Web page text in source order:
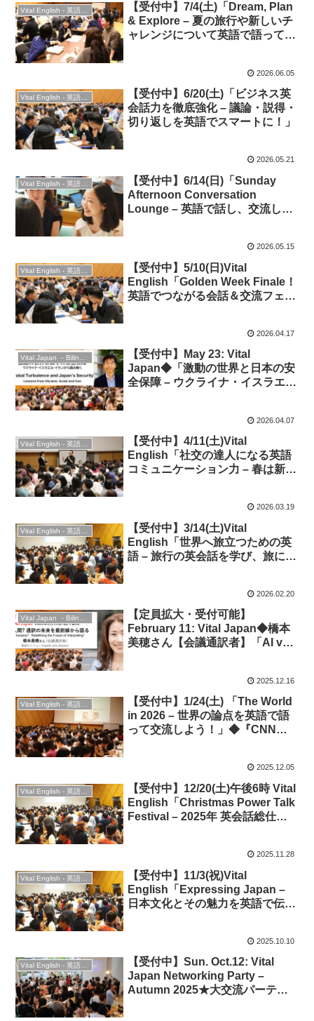
Vital English - 英語勉強会
【受付中】7/4(土)「Dream, Plan
& Explore – 夏の旅行や新しいチ
ャレンジについて英語で語って交
2026.06.05
Vital English - 英語勉強会
【受付中】6/20(土)「ビジネス英
会話力を徹底強化 – 議論・説得・
切り返しを英語でスマートに！」
2026.05.21
Vital English - 英語勉強会
【受付中】6/14(日)「Sunday
Afternoon Conversation
Lounge – 英語で話し、交流し、
2026.05.15
Vital English - 英語勉強会
【受付中】5/10(日)Vital
English「Golden Week Finale！
英語でつながる会話＆交流フェ
2026.04.17
【受付中】May 23: Vital
Japan◆「激動の世界と日本の安
全保障 – ウクライナ・イスラエ
Japan’s Security”◆英語イベン
ト
2026.04.07
Vital English - 英語勉強会
【受付中】4/11(土)Vital
English「社交の達人になる英語
コミュニケーション力 – 春は新た
2026.03.19
Vital English - 英語勉強会
【受付中】3/14(土)Vital
English「世界へ旅立つための英
語 – 旅行の英会話を学び、旅につ
2026.02.20
【定員拡大・受付可能】
February 11: Vital Japan◆橋本
美穂さん【会議通訳者】「AI vs
Interpreting”★英語イベント2025.12.16
Vital English - 英語勉強会
【受付中】1/24(土) 「The World
in 2026 – 世界の論点を英語で語
って交流しよう！」◆『CNN
2025.12.05
Vital English - 英語勉強会
【受付中】12/20(土)午後6時 Vital
English「Christmas Power Talk
Festival – 2025年 英会話総仕上
2025.11.28
Vital English - 英語勉強会
【受付中】11/3(祝)Vital
English「Expressing Japan –
日本文化とその魅力を英語で伝え
2025.10.10
Vital English - 英語勉強会
【受付中】Sun. Oct.12: Vital
Japan Networking Party –
Autumn 2025★大交流パーティ